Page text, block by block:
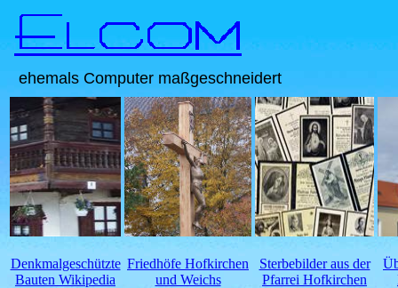
ehemals Computer maßgeschneidert
Denkmalgeschützte
Bauten Wikipedia
Friedhöfe Hofkirchen
und Weichs
Sterbebilder aus der
Pfarrei Hofkirchen